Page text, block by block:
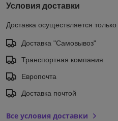
Условия доставки
Доставка осуществляется
Доставка "Самовывоз"
Транспортная компания
Европочта
Доставка почтой
Все условия доставки